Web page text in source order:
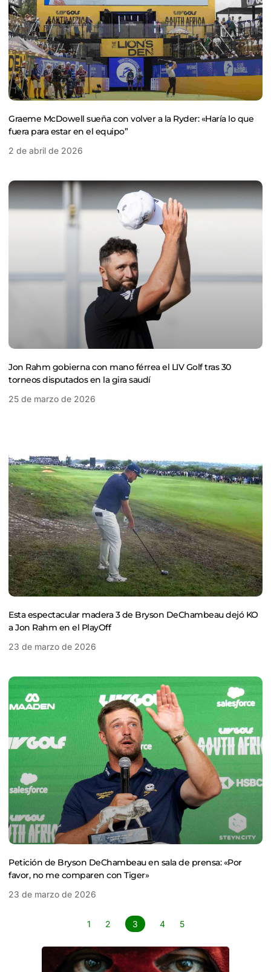
Graeme McDowell sueña con volver a la Ryder: «Haría lo que
fuera para estar en el equipo”
2 de abril de 2026
Jon Rahm gobierna con mano férrea el LIV Golf tras 30
torneos disputados en la gira saudí
25 de marzo de 2026
Esta espectacular madera 3 de Bryson DeChambeau dejó KO
a Jon Rahm en el PlayOff
23 de marzo de 2026
Petición de Bryson DeChambeau en sala de prensa: «Por
favor, no me comparen con Tiger»
23 de marzo de 2026
1 2 3 4 5